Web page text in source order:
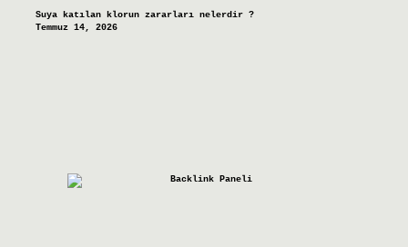
Suya katılan klorun zararları nelerdir ?
Temmuz 14, 2026